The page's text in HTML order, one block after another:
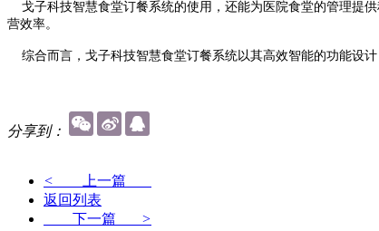
戈子科技智慧食堂订餐系统的使用，还能为医院食堂的管理提
营效率。
综合而言，戈子科技智慧食堂订餐系统以其高效智能的功能设
分享到：
< 上一篇
返回列表
下一篇 >